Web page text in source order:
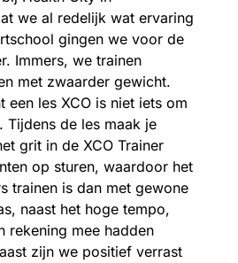
we al redelijk wat ervaring
gingen we voor de
Immers, we trainen
met zwaarder gewicht.
een les XCO is niet iets om
Tijdens de les maak je
grit in de XCO Trainer
op sturen, waardoor het
trainen is dan met gewone
naast het hoge tempo,
rekening mee hadden
zijn we positief verrast